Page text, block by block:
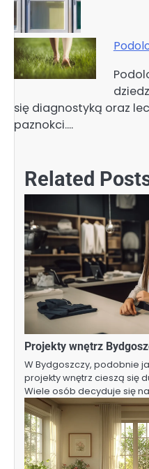
się diagnostyką oraz
paznokci.…
Related
Projekty wnętrz
W Bydgoszczy, podobnie
projekty wnętrz cieszą się
Wiele osób decyduje się